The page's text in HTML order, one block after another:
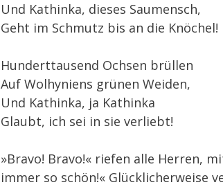
Und Kathinka, dieses Saumensch,
Geht im Schmutz bis an die Knöchel!
Hunderttausend Ochsen brüllen
Auf Wolhyniens grünen Weiden,
Und Kathinka, ja Kathinka
Glaubt, ich sei in sie verliebt!
»Bravo! Bravo!« riefen alle Herren,
immer so schön!« Glücklicherweise